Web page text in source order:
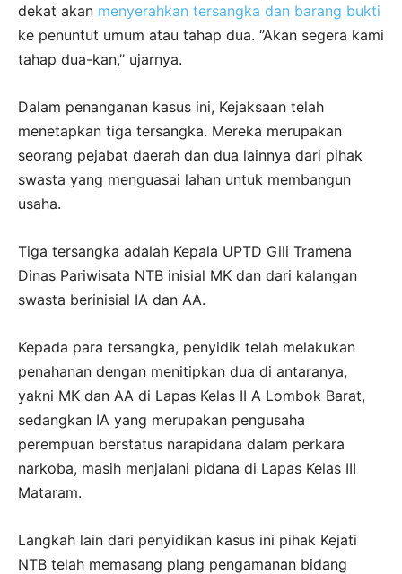
dekat akan menyerahkan tersangka dan barang bukti
ke penuntut umum atau tahap dua. ‘’Akan segera kami
tahap dua-kan,’’ ujarnya.
Dalam penanganan kasus ini, Kejaksaan telah
menetapkan tiga tersangka. Mereka merupakan
seorang pejabat daerah dan dua lainnya dari pihak
swasta yang menguasai lahan untuk membangun
usaha.
Tiga tersangka adalah Kepala UPTD Gili Tramena
Dinas Pariwisata NTB inisial MK dan dari kalangan
swasta berinisial IA dan AA.
Kepada para tersangka, penyidik telah melakukan
penahanan dengan menitipkan dua di antaranya,
yakni MK dan AA di Lapas Kelas II A Lombok Barat,
sedangkan IA yang merupakan pengusaha
perempuan berstatus narapidana dalam perkara
narkoba, masih menjalani pidana di Lapas Kelas III
Mataram.
Langkah lain dari penyidikan kasus ini pihak Kejati
NTB telah memasang plang pengamanan bidang